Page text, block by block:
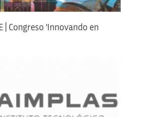
| Congreso 'Innovando en